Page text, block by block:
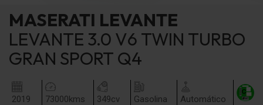
MASERATI LEVANTE
LEVANTE 3.0 V6 TWIN TURBO
GRAN SPORT Q4
2019 73000kms 349cv Gasolina Automático